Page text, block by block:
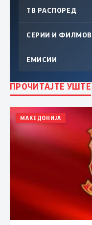
ТВ РАСПОРЕД
СЕРИИ И
ЕМИСИИ
ПРОЧИТАЈТЕ УШТЕ
МАКЕДОНИЈА